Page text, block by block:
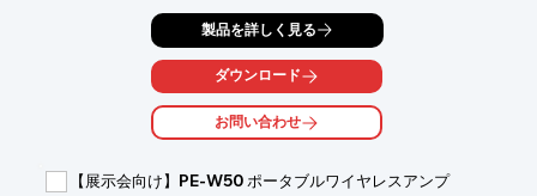
は、これらの課題を解決し、効果的な情報伝達をサポートしま
【活用シーン】
・イベントでの告知
・クリアな音質で、聴衆にメッセージを届ける
製品を詳しく見る
ダウンロード
お問い合わせ
【展示会向け】PE-W50 ポータブルワイヤレスアンプ